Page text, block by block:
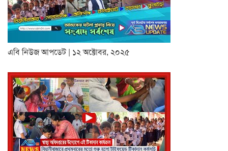
এবি নিউজ আপডেট | ১২ অক্টোবর, ২০২৫